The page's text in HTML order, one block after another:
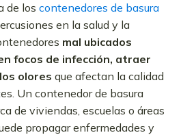
de los contenedores de basura
en la salud y la
mal ubicados
focos de infección, atraer
olores que afectan la calidad
Un contenedor de basura
de viviendas, escuelas o áreas
propagar enfermedades y